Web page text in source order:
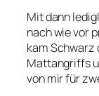
Mit dann
nach wie vor
kam Schwarz
Mattangriffs
von mir für